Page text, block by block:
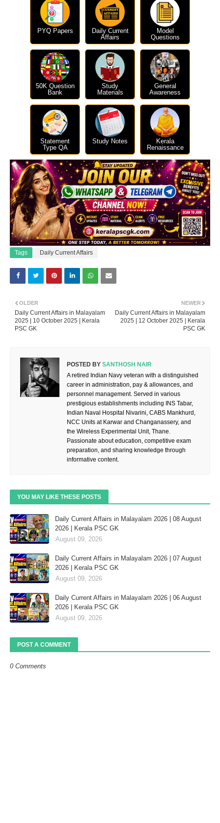
PYQ Papers
Daily Current
Affairs
Model
Questions
50K Question
Bank
Study
Materials
General
Awareness
Statement
Type QA
Study Notes
Kerala
Renaissance
Tags Daily Current Affairs
NEWER
Daily Current Affairs in Malayalam
2025 | 12 October 2025 | Kerala
PSC GK
OLDER
Daily Current Affairs in Malayalam
2025 | 10 October 2025 | Kerala
PSC GK
POSTED BY SANTHOSH NAIR
A retired Indian Navy veteran with a distinguished
career in administration, pay & allowances, and
personnel management. Served in various
prestigious establishments including INS Tabar,
Indian Naval Hospital Nivarini, CABS Mankhurd,
NCC Units at Karwar and Changanassery, and
the Wireless Experimental Unit, Thane.
Passionate about education, competitive exam
preparation, and sharing knowledge through
informative content.
YOU MAY LIKE THESE POSTS
Daily Current Affairs in Malayalam 2026 | 08 August
2026 | Kerala PSC GK
August 09, 2026
Daily Current Affairs in Malayalam 2026 | 07 August
2026 | Kerala PSC GK
August 09, 2026
Daily Current Affairs in Malayalam 2026 | 06 August
2026 | Kerala PSC GK
August 09, 2026
POST A COMMENT
0 Comments